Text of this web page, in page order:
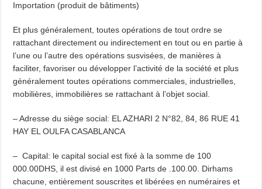
Importation (produit de bâtiments)
Et plus généralement, toutes opérations de tout ordre se
rattachant directement ou indirectement en tout ou en partie à
l’une ou l’autre des opérations susvisées, de manières à
faciliter, favoriser ou développer l’activité de la société et plus
généralement toutes opérations commerciales, industrielles,
mobilières, immobilières se rattachant à l’objet social.
– Adresse du siège social: EL AZHARI 2 N°82, 84, 86 RUE 41
HAY EL OULFA CASABLANCA
– Capital: le capital social est fixé à la somme de 100
000.00DHS, il est divisé en 1000 Parts de .100.00. Dirhams
chacune, entièrement souscrites et libérées en numéraires et